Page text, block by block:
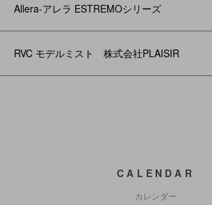
Allera-アレラ ESTREMOシリーズ
RVC モデルミスト 株式会社PLAISIR
CALENDAR
カレンダー